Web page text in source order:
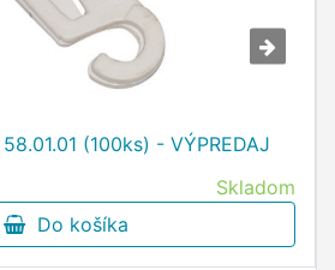
(100ks) - VÝPREDAJ
Skladom
Do košíka